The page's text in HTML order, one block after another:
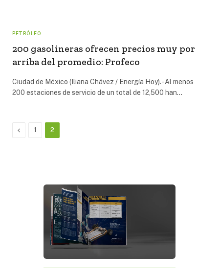
PETRÓLEO
200 gasolineras ofrecen precios muy por
arriba del promedio: Profeco
Ciudad de México (Iliana Chávez / Energía Hoy).- Al menos
200 estaciones de servicio de un total de 12,500 han…
Previous
1 2